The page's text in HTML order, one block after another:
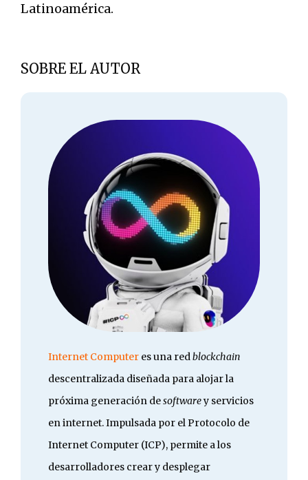
Latinoamérica.
SOBRE EL AUTOR
Internet Computer es una redblockchain
descentralizada diseñada para alojar la
próxima generación desoftwarey servicios
en internet. Impulsada por el Protocolo de
Internet Computer (ICP), permite a los
desarrolladores crear y desplegar